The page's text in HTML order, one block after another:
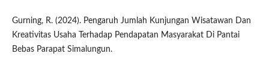
Gurning, R. (2024). Pengaruh Jumlah Kunjungan Wisatawan Dan
Kreativitas Usaha Terhadap Pendapatan Masyarakat Di Pantai
Bebas Parapat Simalungun.